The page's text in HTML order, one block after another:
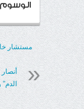
الوسوم
مستشار